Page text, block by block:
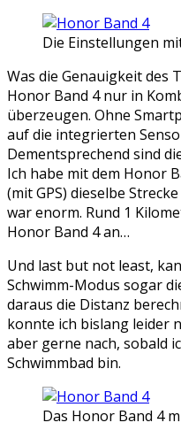
Die Einstellungen
Was die Genauigkeit des
Honor Band 4 nur in
überzeugen. Ohne
auf die integrierten
Dementsprechend sind
Ich habe mit dem Honor
(mit GPS) dieselbe
war enorm. Rund 1
Honor Band 4 an…
Und last but not least,
Schwimm-Modus sogar
daraus die Distanz
konnte ich bislang leider
aber gerne nach, sobald
Schwimmbad bin.
Das Honor Band 4